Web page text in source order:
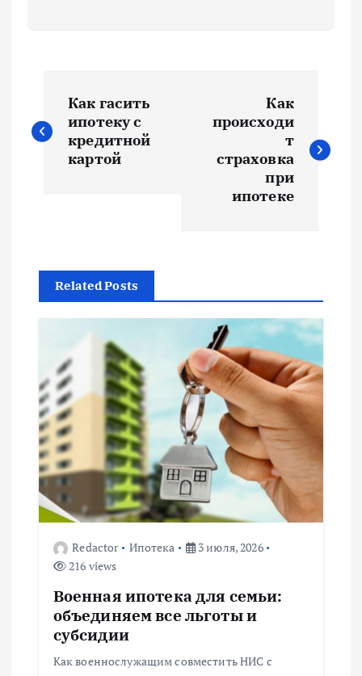
а
ц
я
п
о
з
Как гасить
ипотеку с
кредитной
картой
Как
происходи
т
страховка
при
ипотеке
Related Posts
Redactor Ипотека
3 июля, 2026
216 views
Военная ипотека для семьи:
объединяем все льготы и
субсидии
Как военнослужащим совместить НИС с